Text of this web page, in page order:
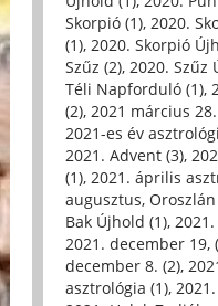
Skorpió (1), 2020.
(1), 2020. Skorpió
Szűz (2), 2020. Szűz
Téli Napforduló (1),
(2), 2021 március
2021-es év
2021. Advent (3),
(1), 2021. április
augusztus,
Bak Újhold (1),
2021. december 19,
december 8. (2),
asztrológia (1),